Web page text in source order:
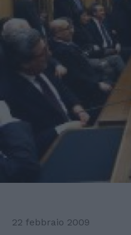
22 febbraio 2009